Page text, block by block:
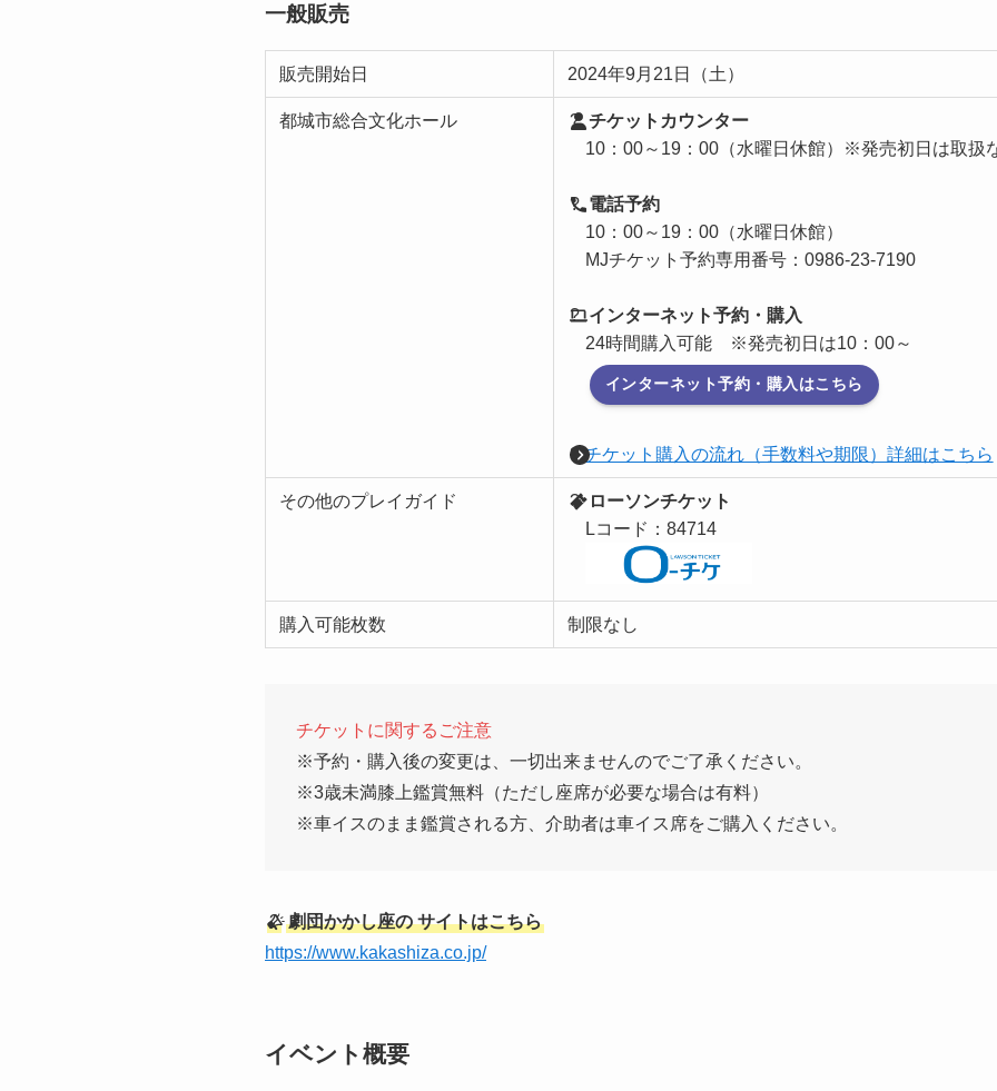
一般販売
販売開始日 2024年9月21日（土）
都城市総合文化ホール ? チケットカウンター
10：00～19：00（水曜日休館）※発売初日は取扱
? 電話予約
10：00～19：00（水曜日休館）
MJチケット予約専用番号：0986-23-7190
? インターネット予約・購入
24時間購入可能 ※発売初日は10：00～
インターネット予約・購入はこちら
?チケット購入の流れ（手数料や期限）詳細はこちら
その他のプレイガイド ?
ローソンチケット
Lコード：84714
購入可能枚数 制限なし
チケットに関するご注意
※予約・購入後の変更は、一切出来ませんのでご了承ください。
※3歳未満膝上鑑賞無料（ただし座席が必要な場合は有料）
※車イスのまま鑑賞される方、介助者は車イス席をご購入ください。
? 劇団かかし座の サイトはこちら
https://www.kakashiza.co.jp/
イベント概要